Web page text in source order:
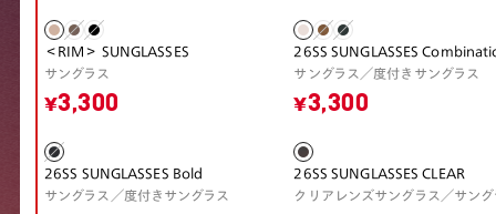
＜RIM＞ SUNGLASSES
サングラス
¥3,300
26SS SUNGLASSES
サングラス／度付きサングラス
¥3,300
26SS SUNGLASSES Bold
サングラス／度付きサングラス
26SS SUNGLASSES CLEAR
クリアレンズサングラス／サング